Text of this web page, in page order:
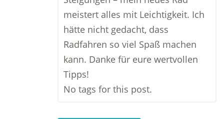
meistert alles mit Leichtigkeit. Ich
hätte nicht gedacht, dass
Radfahren so viel Spaß machen
kann. Danke für eure wertvollen
Tipps!
No tags for this post.